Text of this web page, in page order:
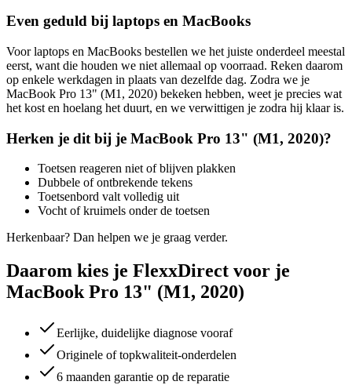
Even geduld bij laptops en MacBooks
Voor laptops en MacBooks bestellen we het juiste onderdeel meestal
eerst, want die houden we niet allemaal op voorraad. Reken daarom
op enkele werkdagen in plaats van dezelfde dag. Zodra we je
MacBook Pro 13" (M1, 2020) bekeken hebben, weet je precies wat
het kost en hoelang het duurt, en we verwittigen je zodra hij klaar is.
Herken je dit bij je MacBook Pro 13" (M1, 2020)?
Toetsen reageren niet of blijven plakken
Dubbele of ontbrekende tekens
Toetsenbord valt volledig uit
Vocht of kruimels onder de toetsen
Herkenbaar? Dan helpen we je graag verder.
Daarom kies je FlexxDirect voor je
MacBook Pro 13" (M1, 2020)
Eerlijke, duidelijke diagnose vooraf
Originele of topkwaliteit-onderdelen
6 maanden garantie op de reparatie